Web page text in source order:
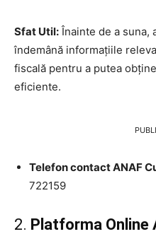
Sfat Util: Înainte de a suna,
îndemână informațiile
fiscală pentru a putea
eficiente.
Telefon contact ANAF
722159
2. Platforma Online